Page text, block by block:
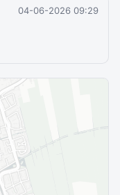
04-06-2026 09:29